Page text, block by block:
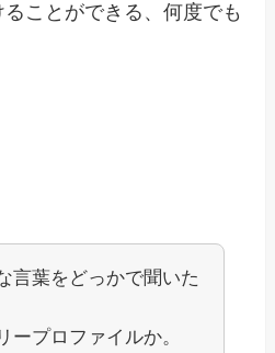
ことができる、何度でも
言葉をどっかで聞いた
ープロファイルか。